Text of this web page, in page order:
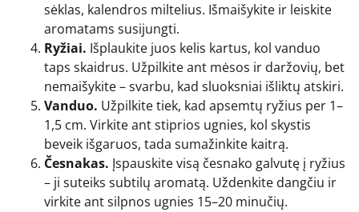
sėklas, kalendros miltelius. Išmaišykite ir leiskite
aromatams susijungti.
Ryžiai. Išplaukite juos kelis kartus, kol vanduo
taps skaidrus. Užpilkite ant mėsos ir daržovių, bet
nemaišykite – svarbu, kad sluoksniai išliktų atskiri.
Vanduo. Užpilkite tiek, kad apsemtų ryžius per 1–
1,5 cm. Virkite ant stiprios ugnies, kol skystis
beveik išgaruos, tada sumažinkite kaitrą.
Česnakas. Įspauskite visą česnako galvutę į ryžius
– ji suteiks subtilų aromatą. Uždenkite dangčiu ir
virkite ant silpnos ugnies 15–20 minučių.